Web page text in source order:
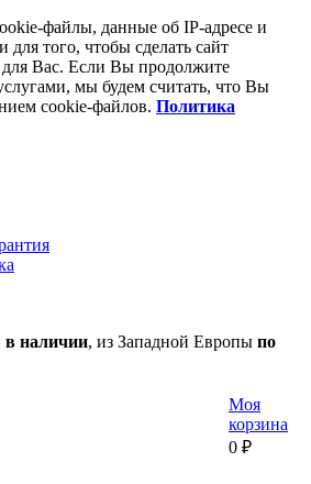
файлы, данные об IP-адресе и
того, чтобы сделать сайт
Вас. Если Вы продолжите
мы будем считать, что Вы
cookie-файлов. Политика
в наличии, из Западной Европы по
Моя
корзина
0 ₽